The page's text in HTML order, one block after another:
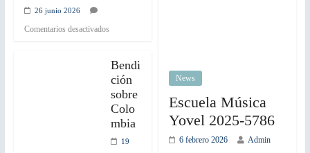
26 junio 2026
Comentarios desactivados
Bendi
ción
sobre
Colo
mbia
19
News
Escuela Música
Yovel 2025-5786
6 febrero 2026
Admin